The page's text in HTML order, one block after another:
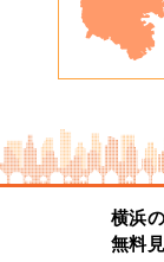
横浜
無料